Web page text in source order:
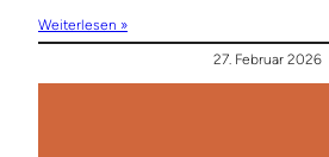
Weiterlesen »
27. Februar 2026